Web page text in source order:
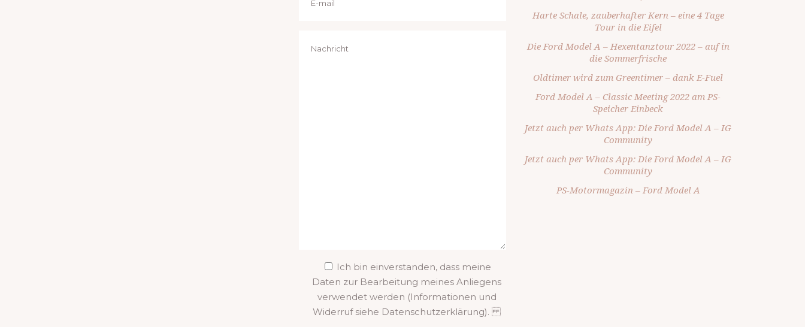
Ich bin einverstanden, dass meine
Daten zur Bearbeitung meines Anliegens
verwendet werden (Informationen und
Widerruf siehe Datenschutzerklärung).
Harte Schale, zauberhafter Kern – eine 4 Tage
Tour in die Eifel
Die Ford Model A – Hexentanztour 2022 – auf in
die Sommerfrische
Oldtimer wird zum Greentimer – dank E-Fuel
Ford Model A – Classic Meeting 2022 am PS-
Speicher Einbeck
Jetzt auch per Whats App: Die Ford Model A – IG
Community
Jetzt auch per Whats App: Die Ford Model A – IG
Community
PS-Motormagazin – Ford Model A